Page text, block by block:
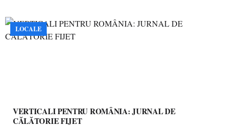
LOCALE
VERTICALI PENTRU ROMÂNIA: JURNAL DE
CĂLĂTORIE FIJET